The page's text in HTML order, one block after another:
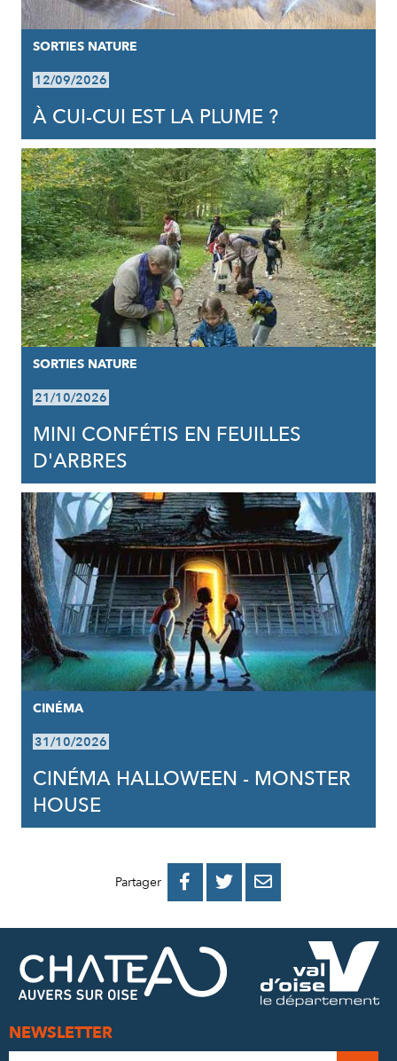
SORTIES NATURE
12/09/2026
À CUI-CUI EST LA PLUME ?
SORTIES NATURE
21/10/2026
MINI CONFÉTIS EN FEUILLES
D'ARBRES
CINÉMA
31/10/2026
CINÉMA HALLOWEEN - MONSTER
HOUSE
Partager 
PARTAGER
FACEBOOK
PARTAGER
PARTAGER
MAIL
NEWSLETTER